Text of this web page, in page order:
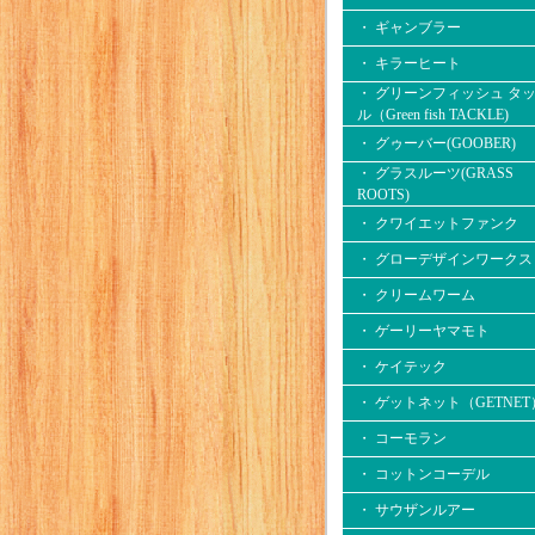
・ ギャンブラー
・ キラーヒート
・ グリーンフィッシュ タ
ル（Green fish TACKLE)
・ グゥーバー(GOOBER)
・ グラスルーツ(GRASS
ROOTS)
・ クワイエットファンク
・ グローデザインワークス
・ クリームワーム
・ ゲーリーヤマモト
・ ケイテック
・ ゲットネット（GETNET
・ コーモラン
・ コットンコーデル
・ サウザンルアー